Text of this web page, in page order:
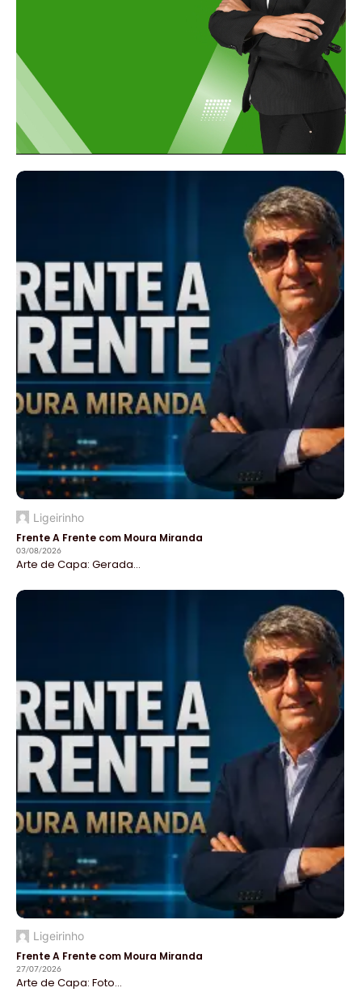
Ligeirinho
Frente A Frente com Moura Miranda
03/08/2026
Arte de Capa: Gerada...
Ligeirinho
Frente A Frente com Moura Miranda
27/07/2026
Arte de Capa: Foto...